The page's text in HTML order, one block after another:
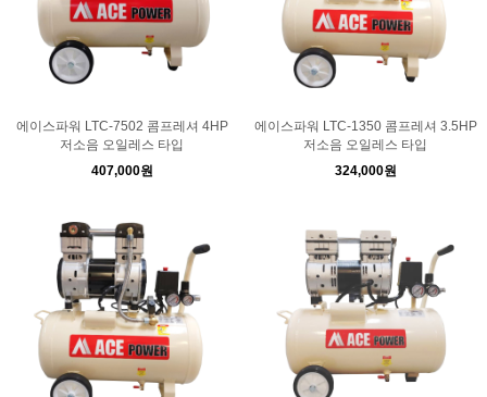
에이스파워 LTC-7502 콤프레셔 4HP
저소음 오일레스 타입
407,000원
에이스파워 LTC-1350 콤프레셔 3.5HP
저소음 오일레스 타입
324,000원